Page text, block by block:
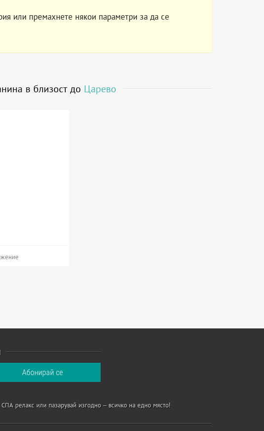
или премахнете някои параметри за да се
в близост до Царево
релакс или пазарувай изгодно – всичко на едно място!